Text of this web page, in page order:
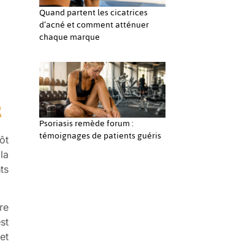
Quand partent les cicatrices
d’acné et comment atténuer
chaque marque
Psoriasis remède forum :
témoignages de patients guéris